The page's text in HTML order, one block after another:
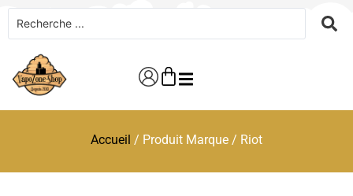
Accueil / Produit Marque / Riot